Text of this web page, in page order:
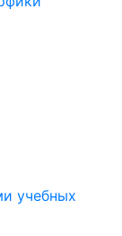
учебных